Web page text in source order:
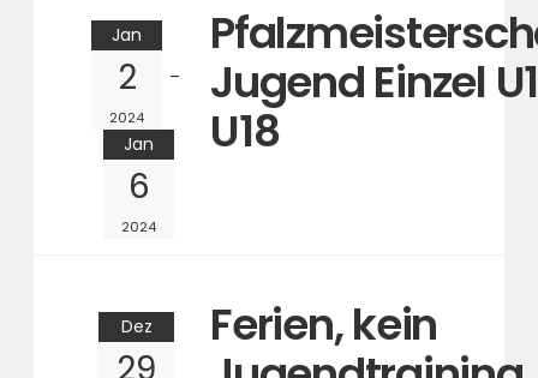
Jugend Einzel
U18
Jan
2
2024
Jan
6
2024
Ferien, kein
Dez